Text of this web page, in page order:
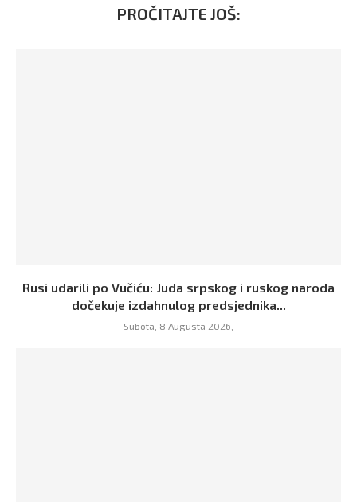
PROČITAJTE JOŠ:
Rusi udarili po Vučiću: Juda srpskog i ruskog naroda
dočekuje izdahnulog predsjednika...
Subota, 8 Augusta 2026,